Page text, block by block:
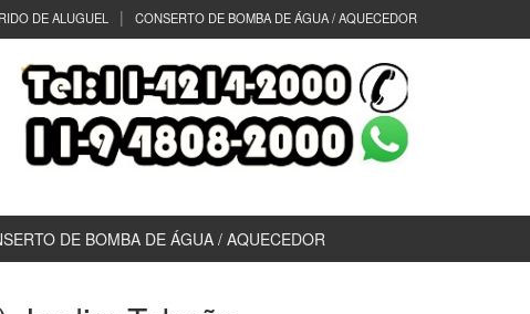
DE ALUGUEL CONSERTO DE BOMBA DE ÁGUA / AQUECEDOR
DE BOMBA DE ÁGUA / AQUECEDOR